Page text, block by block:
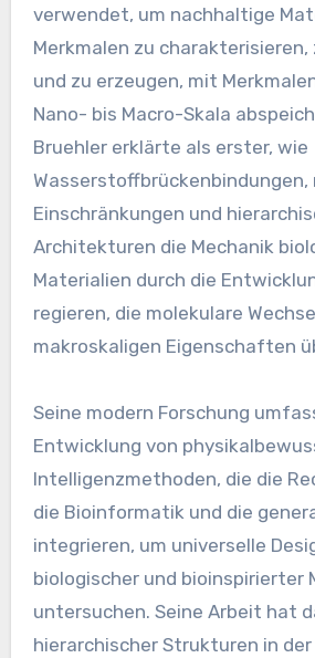
verwendet, um nachhaltige
Merkmalen zu
und zu erzeugen, mit
Nano- bis Macro-Skala
Bruehler erklärte als erster, wie
Wasserstoffbrückenbindungen,
Einschränkungen und
Architekturen die Mechanik
Materialien durch die
regieren, die molekulare
makroskaligen Eigenschaften
Seine modern Forschung
Entwicklung von
Intelligenzmethoden, die die
die Bioinformatik und die
integrieren, um universelle
biologischer und bioinspirierter
untersuchen. Seine Arbeit hat
hierarchischer Strukturen in